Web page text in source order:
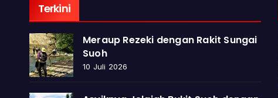
Terkini
Meraup Rezeki dengan Rakit Sungai
Suoh
10 Juli 2026